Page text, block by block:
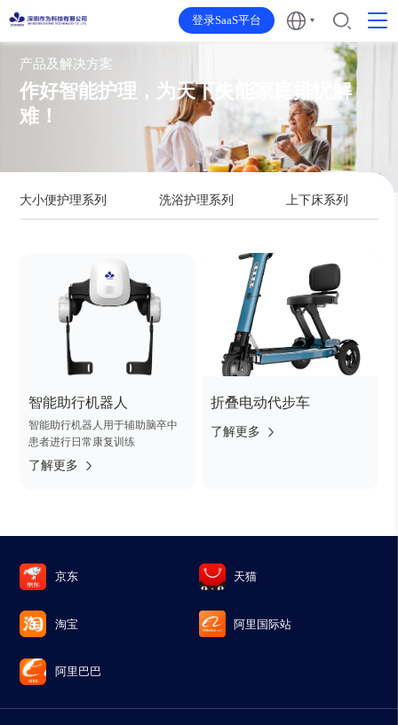
登录SaaS平台
产品及解决方案
作好智能护理，为天下失能家庭排忧解
难！
大小便护理系列 洗浴护理系列 上下床系列
智能助行机器人
智能助行机器人用于辅助脑卒中
患者进行日常康复训练
了解更多
折叠电动代步车
了解更多
京东 天猫
淘宝 阿里国际站
阿里巴巴